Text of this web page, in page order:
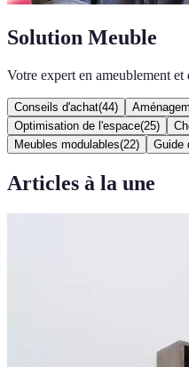
Solution Meuble
Votre expert en ameublement et
Conseils d'achat(44)
Optimisation de l'espace(25)
Meubles modulables(22) Guide
Articles à la une